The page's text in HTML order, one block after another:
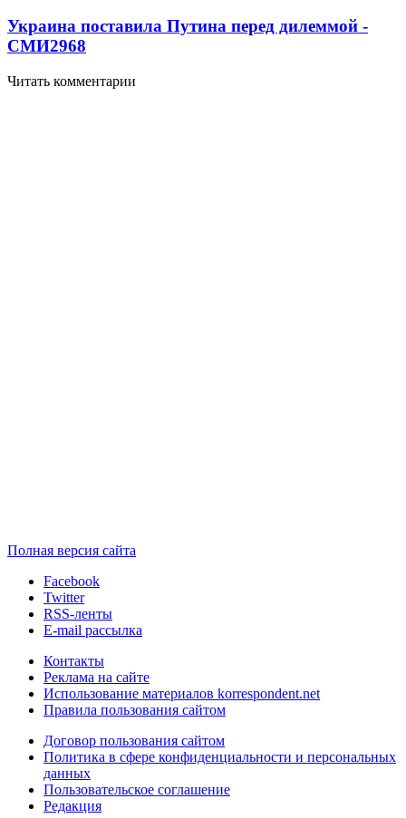
Украина поставила Путина перед дилеммой -
СМИ2968
Читать комментарии
Полная версия сайта
Facebook
Twitter
RSS-ленты
E-mail рассылка
Контакты
Реклама на сайте
Использование материалов korrespondent.net
Правила пользования сайтом
Договор пользования сайтом
Политика в сфере конфиденциальности и персональных
данных
Пользовательское соглашение
Редакция